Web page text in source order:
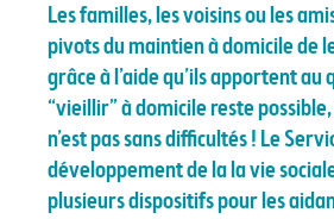
Les familles, les voisins ou les
pivots du maintien à domicile de
grâce à l’aide qu’ils apportent au
“vieillir” à domicile reste
n’est pas sans difficultés ! Le
développement de la la vie
plusieurs dispositifs pour les